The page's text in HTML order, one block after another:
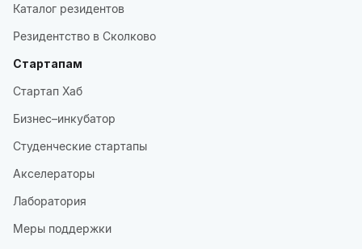
Каталог резидентов
Резидентство в Сколково
Стартапам
Стартап Хаб
Бизнес–инкубатор
Студенческие стартапы
Акселераторы
Лаборатория
Меры поддержки